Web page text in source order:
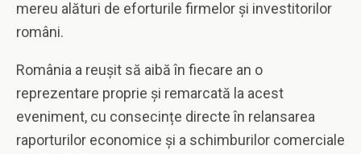
mereu alături de eforturile firmelor și investitorilor
români.
România a reuşit să aibă în fiecare an o
reprezentare proprie şi remarcată la acest
eveniment, cu consecințe directe în relansarea
raporturilor economice şi a schimburilor comerciale